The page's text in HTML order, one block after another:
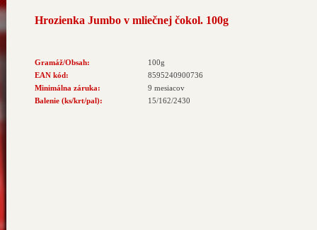
Hrozienka Jumbo v mliečnej čokol. 100g
Gramáž/Obsah:
100g
EAN kód:
8595240900736
Minimálna záruka:
9 mesiacov
Balenie (ks/krt/pal):
15/162/2430